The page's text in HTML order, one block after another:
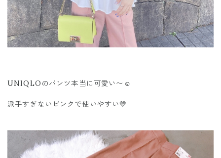
UNIQLOのパンツ本当に可愛い〜☺️
派手すぎないピンクで使いやすい💛